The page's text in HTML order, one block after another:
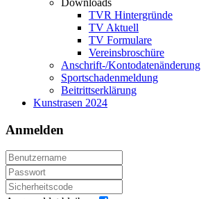
TVR Hintergründe
TV Aktuell
TV Formulare
Vereinsbroschüre
Anschrift-/Kontodatenänderung
Sportschadenmeldung
Beitrittserklärung
Kunstrasen 2024
Anmelden